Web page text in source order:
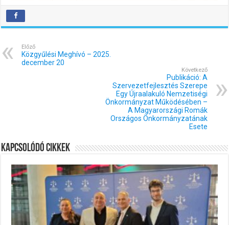
Előző
Közgyűlési Meghívó – 2025.
december 20
Következő
Publikáció: A
Szervezetfejlesztés Szerepe
Egy Újraalakuló Nemzetiségi
Önkormányzat Működésében –
A Magyarországi Romák
Országos Önkormányzatának
Esete
Kapcsolódó cikkek